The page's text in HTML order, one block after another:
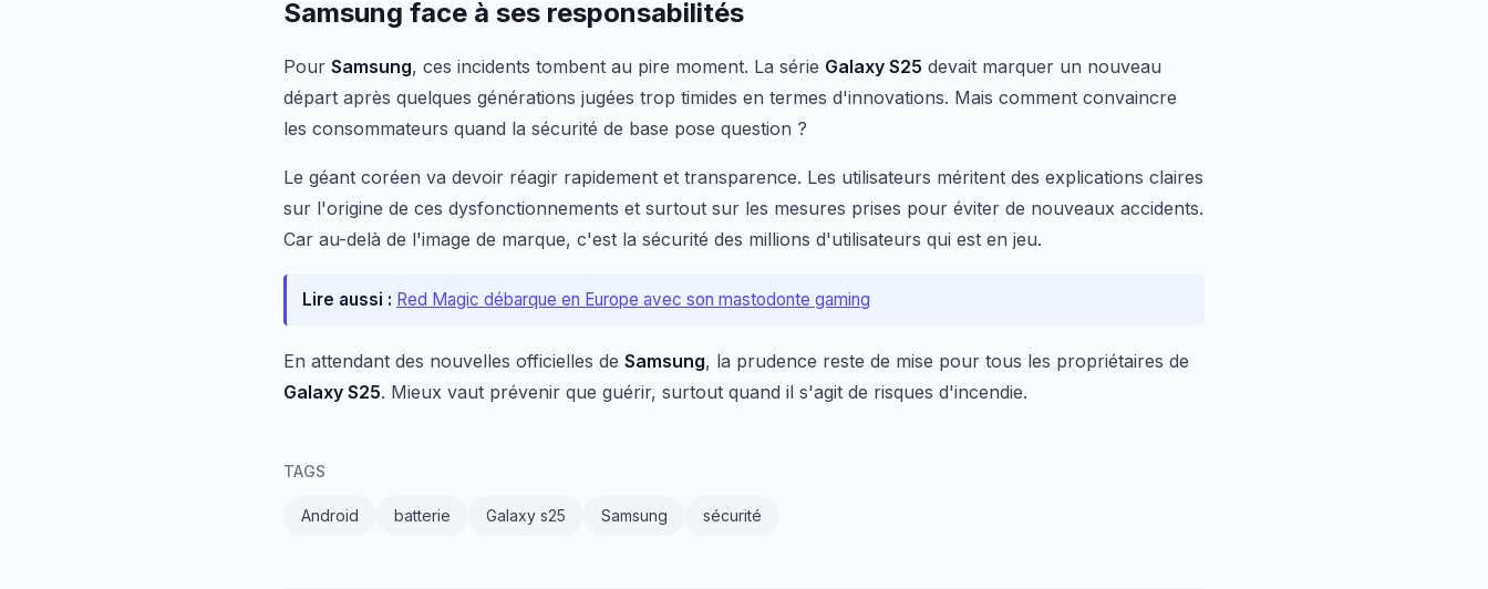
Samsung face à ses responsabilités
Pour Samsung, ces incidents tombent au pire moment. La série Galaxy S25 devait marquer un nouveau
départ après quelques générations jugées trop timides en termes d'innovations. Mais comment convaincre
les consommateurs quand la sécurité de base pose question ?
Le géant coréen va devoir réagir rapidement et transparence. Les utilisateurs méritent des explications claires
sur l'origine de ces dysfonctionnements et surtout sur les mesures prises pour éviter de nouveaux accidents.
Car au-delà de l'image de marque, c'est la sécurité des millions d'utilisateurs qui est en jeu.
Lire aussi : Red Magic débarque en Europe avec son mastodonte gaming
En attendant des nouvelles officielles de Samsung, la prudence reste de mise pour tous les propriétaires de
Galaxy S25. Mieux vaut prévenir que guérir, surtout quand il s'agit de risques d'incendie.
TAGS
Android batterie Galaxy s25 Samsung sécurité